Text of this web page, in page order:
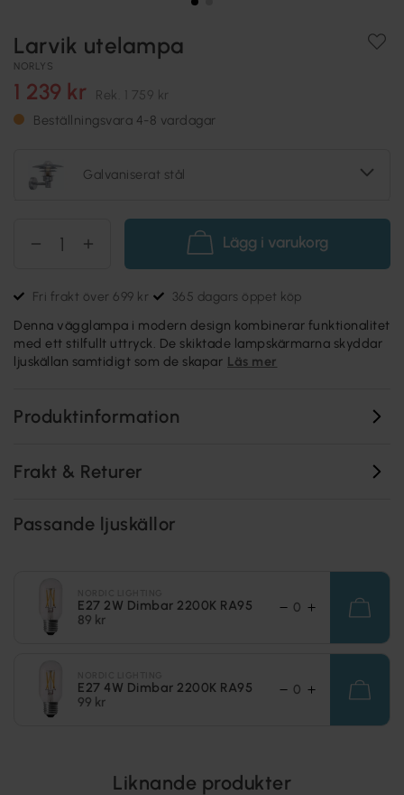
Larvik utelampa
NORLYS
1 239 kr Rek. 1 759 kr
Beställningsvara 4-8 vardagar
Galvaniserat stål
Lägg i varukorg
Fri frakt över 699 kr 365 dagars öppet köp
Denna vägglampa i modern design kombinerar funktionalitet
med ett stilfullt uttryck. De skiktade lampskärmarna skyddar
ljuskällan samtidigt som de skapar Läs mer
Produktinformation
Frakt & Returer
Passande ljuskällor
E27 2W Dimbar 2200K RA95
89 kr
E27 4W Dimbar 2200K RA95
99 kr
Liknande produkter